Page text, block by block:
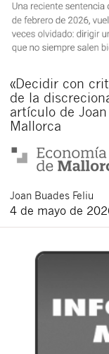
«Decidir con
de la
artículo de
Mallorca
Joan Buades Feliu
4 de mayo de